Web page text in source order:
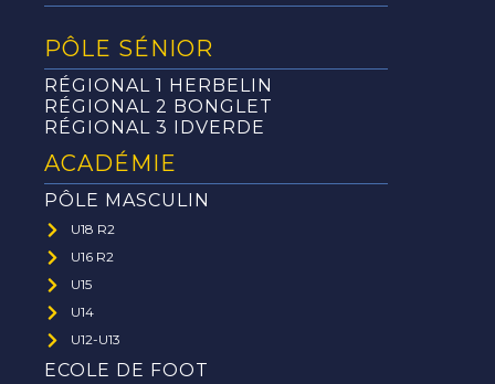
PÔLE SÉNIOR
RÉGIONAL 1 HERBELIN
RÉGIONAL 2 BONGLET
RÉGIONAL 3 IDVERDE
ACADÉMIE
PÔLE MASCULIN
U18 R2
U16 R2
U15
U14
U12-U13
ECOLE DE FOOT